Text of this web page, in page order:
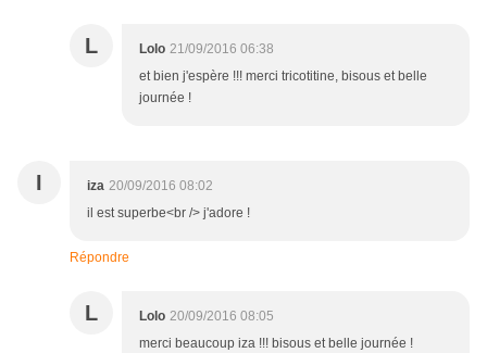
L Lolo 21/09/2016 06:38
et bien j'espère !!! merci tricotitine, bisous et belle
journée !
I iza 20/09/2016 08:02
il est superbe<br /> j'adore !
Répondre
L Lolo 20/09/2016 08:05
merci beaucoup iza !!! bisous et belle journée !